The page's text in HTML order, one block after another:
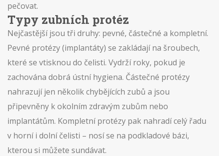
pečovat.
Typy zubních protéz
Nejčastější jsou tři druhy: pevné, částečné a kompletní.
Pevné protézy (implantáty) se zakládají na šroubech,
které se vtisknou do čelisti. Vydrží roky, pokud je
zachována dobrá ústní hygiena. Částečné protézy
nahrazují jen několik chybějících zubů a jsou
připevněny k okolním zdravým zubům nebo
implantátům. Kompletní protézy pak nahradí celý řadu
v horní i dolní čelisti – nosí se na podkladové bázi,
kterou si můžete sundávat.